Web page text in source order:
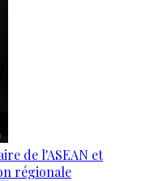
de l'ASEAN et
régionale